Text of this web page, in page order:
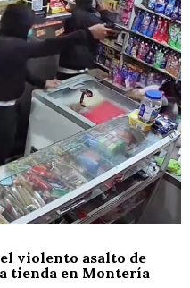
violento asalto de
tienda en Montería